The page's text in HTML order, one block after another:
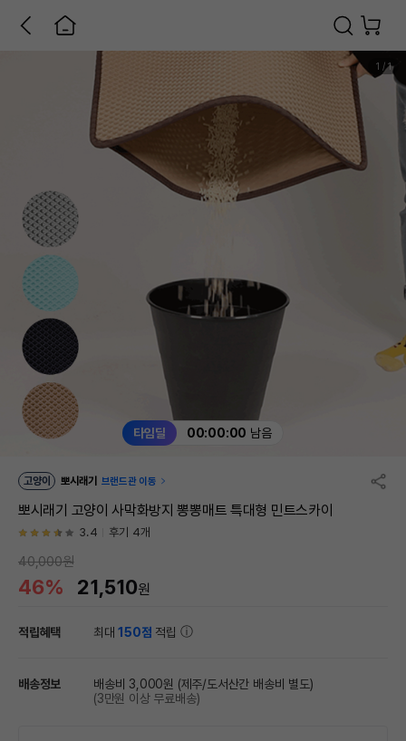
타임딜 00:00:00 남음
1 /1
고양이 뽀시래기 브랜드관 이동
뽀시래기 고양이 사막화방지 뽕뽕매트 특대형 민트스카이
3.4 후기 4개
40,000원
46% 21,510원
적립혜택 최대150점 적립
배송정보 배송비 3,000원 (제주/도서산간 배송비 별도)
(3만원 이상 무료배송)